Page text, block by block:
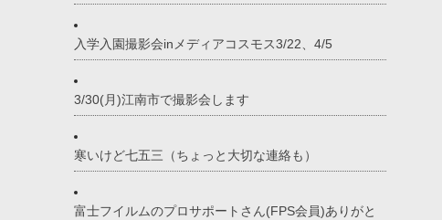
入学入園撮影会inメディアコスモス3/22、4/5
3/30(月)江南市で撮影会します
寒いけど七五三（ちょっと大切な連絡も）
富士フイルムのプロサポートさん(FPS会員)ありがと